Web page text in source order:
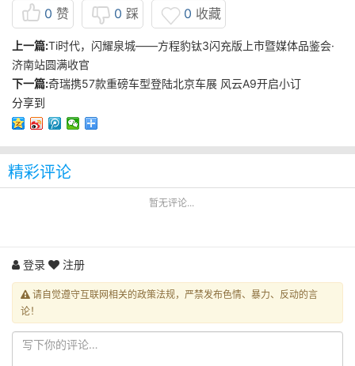
0 赞 0 踩 0 收藏
上一篇:Ti时代，闪耀泉城——方程豹钛3闪充版上市暨媒体品鉴会·
济南站圆满收官
下一篇:奇瑞携57款重磅车型登陆北京车展 风云A9开启小订
分享到
精彩评论
暂无评论...
登录 注册
请自觉遵守互联网相关的政策法规，严禁发布色情、暴力、反动的言
论！